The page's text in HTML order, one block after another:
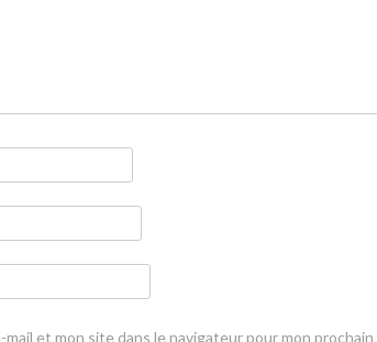
et mon site dans le navigateur pour mon